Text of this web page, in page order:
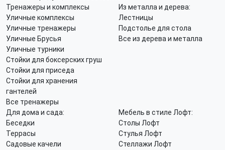
Тренажеры и комплексы
Уличные комплексы
Уличные тренажеры
Уличные Брусья
Уличные турники
Стойки для боксерских груш
Стойки для приседа
Стойки для хранения
гантелей
Все тренажеры
Из металла и дерева:
Лестницы
Подстолье для стола
Все из дерева и металла
Для дома и сада:
Беседки
Террасы
Садовые качели
Мебель в стиле Лофт:
Столы Лофт
Стулья Лофт
Стеллажи Лофт